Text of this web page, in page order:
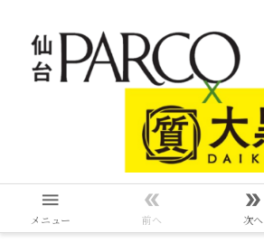

メニュー

前へ

次へ